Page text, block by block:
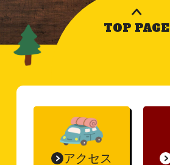
TOP PAGE
アクセス